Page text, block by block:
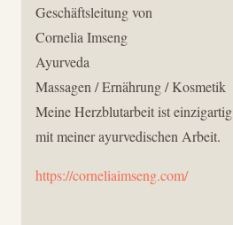
Geschäftsleitung von
Cornelia Imseng
Ayurveda
Massagen / Ernährung / Kosmetik
Meine Herzblutarbeit ist einzigartig
mit meiner ayurvedischen Arbeit.
https://corneliaimseng.com/